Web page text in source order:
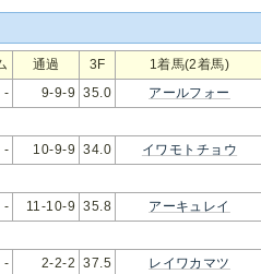
通過 3F
1着馬(2着馬)
- 9-9-9 35.0
アールフォー
- 10-9-9 34.0
イワモトチョウ
- 11-10-9 35.8
アーキュレイ
- 2-2-2 37.5
レイワカマツ